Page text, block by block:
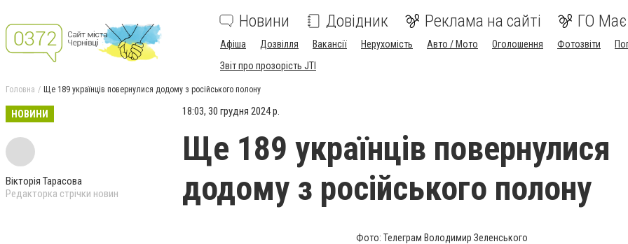
Новини Довідник Реклама на сайті ГО
Афіша Дозвілля Вакансії Нерухомість Авто / Мото Оголошення Фотозвіти
Звіт про прозорість JTI
Головна Ще 189 українців повернулися додому з російського полону
НОВИНИ
Вікторія Тарасова
Редакторка стрічки новин
18:03, 30 грудня 2024 р.
Ще 189 українців повернулися
додому з російського полону
Фото: Телеграм Володимир Зеленського